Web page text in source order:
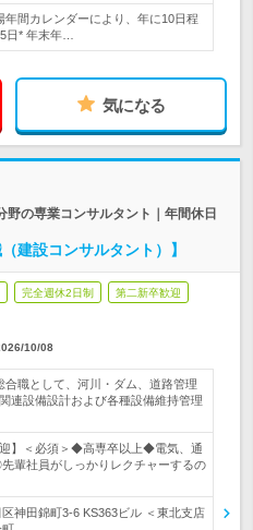
間カレンダーにより、年に10日程
日* 年末年…
気になる
の専業コンサルタント｜年間休日
建設コンサルタント）】
完全週休2日制 第二新卒歓迎
10/08
合職として、河川・ダム、道路管理
連設備設計および各種設備維持管理
迎】＜必須＞◆高専卒以上◆電気、通
輩社員がしっかりレクチャーするの
神田錦町3-6 KS363ビル ＜東北支店